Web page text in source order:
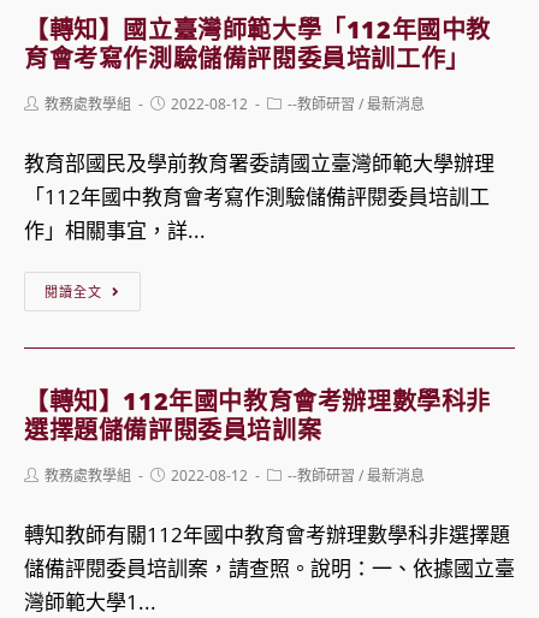
國
中
育
會
考
數
非
選
題
備
評
閱
委
立
清
大
學
外
語
課
程
「自
主
習，
遠
距
【轉知】國立臺灣師範大學「112年國中教
育會考寫作測驗儲備評閱委員培訓工作」
Post教務處教學組
Post2022-08-12
Post--教師研習 /最新消息
教育部國民及學前教育署委請國立臺灣師範大學辦理
「112年國中教育會考寫作測驗儲備評閱委員培訓工
作」相關事宜，詳...
閱讀全文
國
立
臺
師
範
大
【轉知】112年國中教育會考辦理數學科非
選擇題儲備評閱委員培訓案
Post教務處教學組
Post2022-08-12
Post--教師研習 /最新消息
轉知教師有關112年國中教育會考辦理數學科非選擇題
儲備評閱委員培訓案，請查照。說明：一、依據國立臺
灣師範大學1...